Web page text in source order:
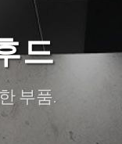
드
부품.